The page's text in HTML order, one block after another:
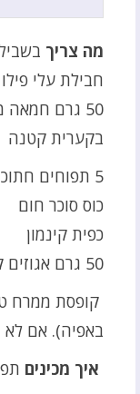
מה צריך
חבילת עלי פילו
בקערית קטנה
5 תפוחים חתוכים לריבועים
כוס סוכר חום
כפית קינמון
50 גרם אגוזים קצוצים
קופסת ממרח
באפיה). אם
איך מכינים